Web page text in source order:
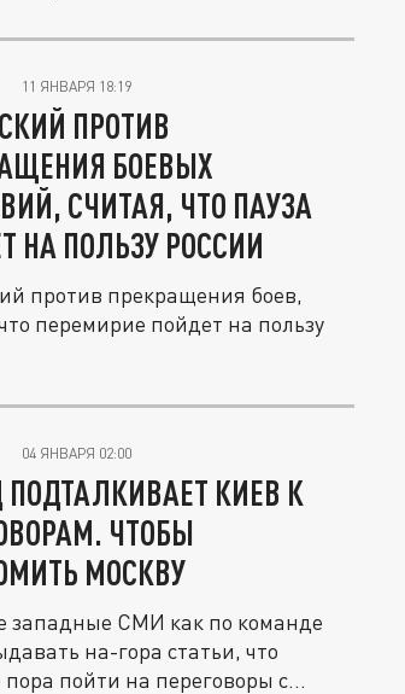
11 ЯНВАРЯ 18:19
ПРОТИВ
БОЕВЫХ
СЧИТАЯ, ЧТО ПАУЗА
НА ПОЛЬЗУ РОССИИ
против прекращения боев,
перемирие пойдет на пользу
04 ЯНВАРЯ 02:00
КИЕВ К
ЧТОБЫ
МОСКВУ
западные СМИ как по команде
на-гора статьи, что
пойти на переговоры с...